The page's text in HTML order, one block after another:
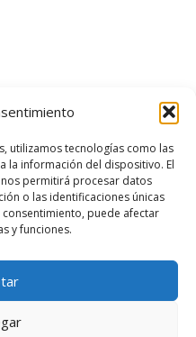
utilizamos tecnologías como las
la información del dispositivo. El
permitirá procesar datos
o las identificaciones únicas
puede afectar
y funciones.